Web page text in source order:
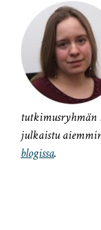
tutkimusryhmän
julkaistu
blogissa.